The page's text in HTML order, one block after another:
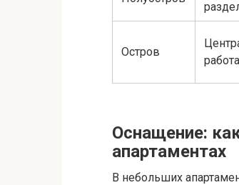
Остров
Оснащение:
апартаментах
В небольших